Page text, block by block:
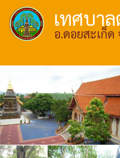
เทศบา
อ.ดอยสะเก็ด